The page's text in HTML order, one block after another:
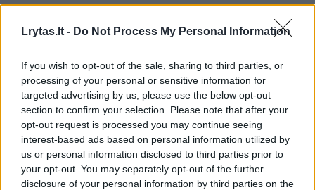
Lrytas.lt - Do Not Process My Personal Information
If you wish to opt-out of the sale, sharing to third parties, or
processing of your personal or sensitive information for
targeted advertising by us, please use the below opt-out
section to confirm your selection. Please note that after your
opt-out request is processed you may continue seeing
interest-based ads based on personal information utilized by
us or personal information disclosed to third parties prior to
your opt-out. You may separately opt-out of the further
disclosure of your personal information by third parties on the
Komentuoti gali tik Lrytas registruoti vartotojai.
Prisijunkite prie registruotų vartotojų
bendruomenės ir bendraukite komentaruose!
Rodyti komentarus